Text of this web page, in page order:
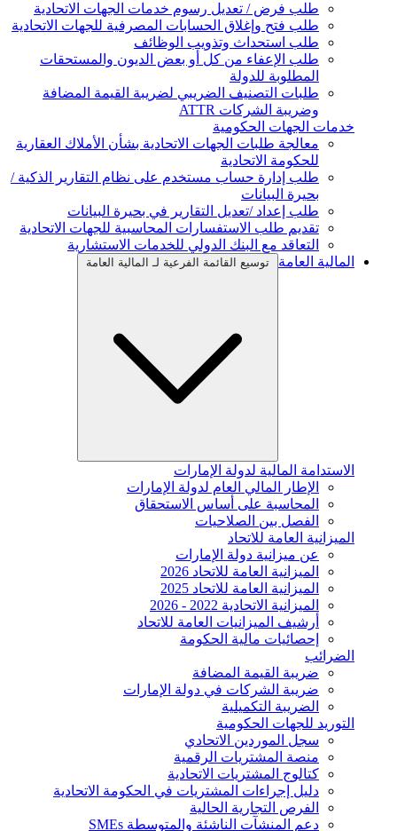
طلب فرض / تعديل رسوم خدمات الجهات الاتحادية
طلب فتح وإغلاق الحسابات المصرفية للجهات الاتحادية
طلب استحداث وتذويب الوظائف
طلب الإعفاء من كل أو بعض الديون والمستحقات
المطلوبة للدولة
طلبات التصنيف الضريبي لضريبة القيمة المضافة
وضريبة الشركات ATTR
خدمات الجهات الحكومية
معالجة طلبات الجهات الاتحادية بشأن الأملاك العقارية
للحكومة الاتحادية
طلب إدارة حساب مستخدم على نظام التقارير الذكية /
بحيرة البيانات
طلب إعداد /تعديل التقارير في بحيرة البيانات
تقديم طلب الاستفسارات المحاسبية للجهات الاتحادية
التعاقد مع البنك الدولي للخدمات الاستشارية
المالية العامة
توسيع القائمة الفرعية لـ المالية العامة
الاستدامة المالية لدولة الإمارات
الإطار المالي العام لدولة الإمارات
المحاسبة على أساس الاستحقاق
الفصل بين الصلاحيات
الميزانية العامة للاتحاد
عن ميزانية دولة الإمارات
الميزانية العامة للاتحاد 2026
الميزانية العامة للاتحاد 2025
الميزانية الاتحادية 2022 - 2026
أرشيف الميزانيات العامة للاتحاد
إحصائيات مالية الحكومة
الضرائب
ضريبة القيمة المضافة
ضريبة الشركات في دولة الإمارات
الضريبة التكميلية
التوريد للجهات الحكومية
سجل الموردين الاتحادي
منصة المشتريات الرقمية
كتالوج المشتريات الاتحادية
دليل إجراءات المشتريات في الحكومة الاتحادية
الفرص التجارية الحالية
دعم المنشآت الناشئة والمتوسطة SMEs